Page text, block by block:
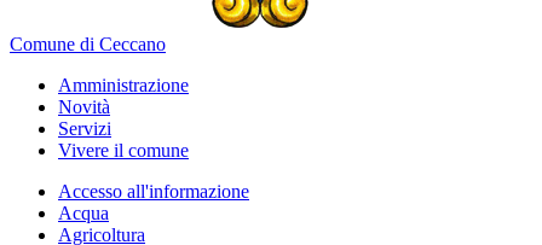
Comune di Ceccano
Amministrazione
Novità
Servizi
Vivere il comune
Accesso all'informazione
Acqua
Agricoltura